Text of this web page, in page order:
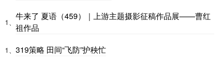
1、
牛来了 夏语（459）｜上游主题摄影征稿作品展——曹红
祖作品
1、 319策略 田间“飞防”护秧忙